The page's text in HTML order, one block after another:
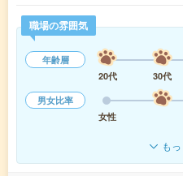
職場の雰囲気
年齢層
20代
30代
男女比率
女性
も